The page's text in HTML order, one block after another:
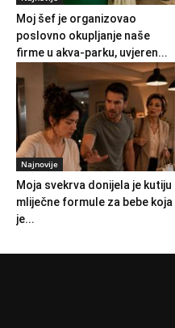
Moj šef je organizovao
poslovno okupljanje naše
firme u akva-parku, uvjeren...
Najnovije
Moja svekrva donijela je kutiju
mliječne formule za bebe koja
je...